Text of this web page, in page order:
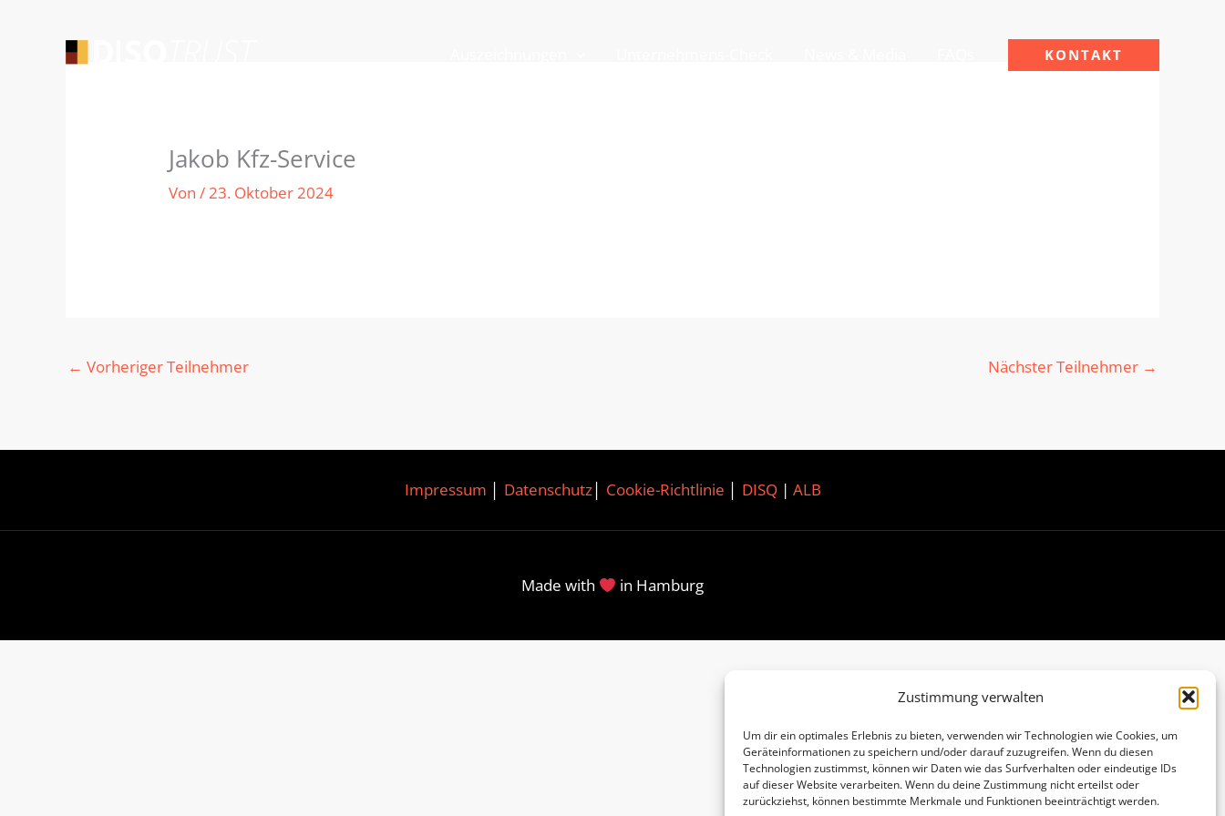
Zustimmung verwalten
Um dir ein optimales Erlebnis zu bieten, verwenden wir Technologien wie Cookies, um
Geräteinformationen zu speichern und/oder darauf zuzugreifen. Wenn du diesen
Technologien zustimmst, können wir Daten wie das Surfverhalten oder eindeutige IDs
auf dieser Website verarbeiten. Wenn du deine Zustimmung nicht erteilst oder
zurückziehst, können bestimmte Merkmale und Funktionen beeinträchtigt werden.
KONTAKT
Jakob Kfz-Service
Von/23. Oktober 2024
← Vorheriger Teilnehmer Nächster Teilnehmer →
Impressum Datenschutz│ Cookie-Richtlinie DISQ| ALB
Made with in Hamburg